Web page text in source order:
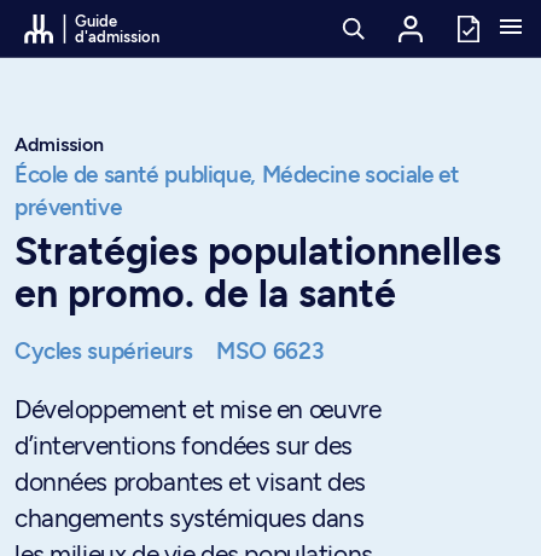
Passer au contenu
Guide
d'admission
Admission
École de santé publique, Médecine sociale et
préventive
Stratégies populationnelles
en promo. de la santé
Cycles supérieurs MSO 6623
Développement et mise en œuvre
d’interventions fondées sur des
données probantes et visant des
changements systémiques dans